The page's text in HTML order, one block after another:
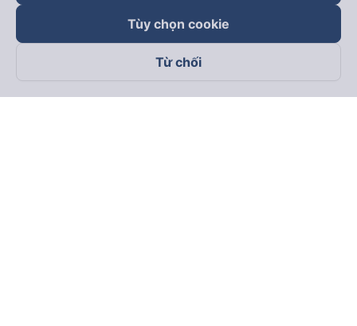
Theo dõi chúng tôi trên
Tùy chọn cookie
Từ chối